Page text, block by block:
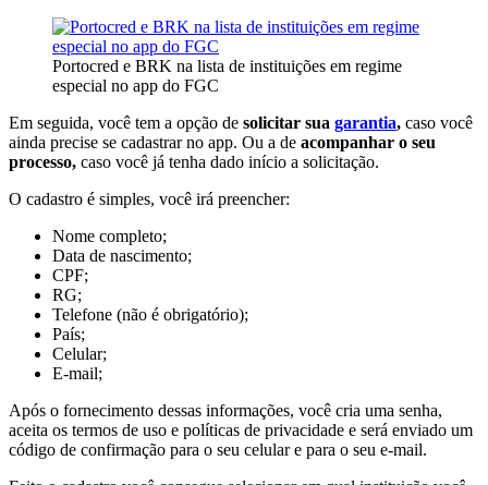
Portocred e BRK na lista de instituições em regime
especial no app do FGC
Em seguida, você tem a opção de solicitar sua garantia, caso você
ainda precise se cadastrar no app. Ou a de acompanhar o seu
processo, caso você já tenha dado início a solicitação.
O cadastro é simples, você irá preencher:
Nome completo;
Data de nascimento;
CPF;
RG;
Telefone (não é obrigatório);
País;
Celular;
E-mail;
Após o fornecimento dessas informações, você cria uma senha,
aceita os termos de uso e políticas de privacidade e será enviado um
código de confirmação para o seu celular e para o seu e-mail.